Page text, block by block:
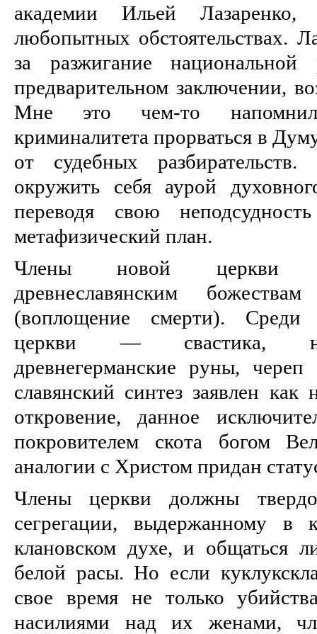
академии Ильей
любопытных обстоятельствах.
за разжигание
предварительном заключении,
Мне это чем-то
криминалитета прорваться в
от судебных
окружить себя аурой
переводя свою
метафизический план.
Члены новой церкви
древнеславянским
(воплощение смерти). Среди
церкви — свастика,
древнегерманские руны,
славянский синтез заявлен как
откровение, данное
покровителем скота богом
аналогии с Христом придан
Члены церкви должны
сегрегации, выдержанному в
клановском духе, и общаться
белой расы. Но если
свое время не только
насилиями над их женами,